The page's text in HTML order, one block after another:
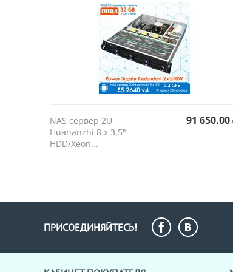
NAS сервер 2U
Huananzhi 8 х 3,5"
HDD/Xeon...
91 650.00
ПРИСОЕДИНЯЙТЕСЬ!